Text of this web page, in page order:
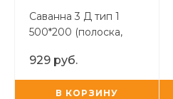
Саванна 3 Д тип 1
500*200 (полоска,
929 руб.
В КОРЗИНУ